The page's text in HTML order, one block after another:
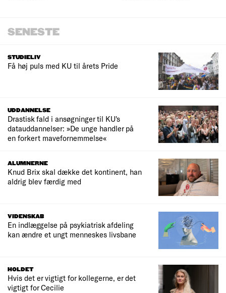
SENESTE
STUDIELIV
Få høj puls med KU til årets Pride
UDDANNELSE
Drastisk fald i ansøgninger til KU's
datauddannelser: »De unge handler på
en forkert mavefornemmelse«
ALUMNERNE
Knud Brix skal dække det kontinent, han
aldrig blev færdig med
VIDENSKAB
En indlæggelse på psykiatrisk afdeling
kan ændre et ungt menneskes livsbane
HOLDET
Hvis det er vigtigt for kollegerne, er det
vigtigt for Cecilie